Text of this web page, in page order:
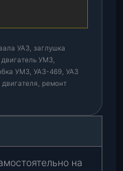
УАЗ, заглушка
УМЗ,
УМЗ, УАЗ-469, УАЗ
ремонт
на